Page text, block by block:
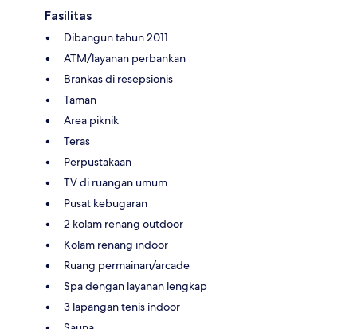
Fasilitas
Dibangun tahun 2011
ATM/layanan perbankan
Brankas di resepsionis
Taman
Area piknik
Teras
Perpustakaan
TV di ruangan umum
Pusat kebugaran
2 kolam renang outdoor
Kolam renang indoor
Ruang permainan/arcade
Spa dengan layanan lengkap
3 lapangan tenis indoor